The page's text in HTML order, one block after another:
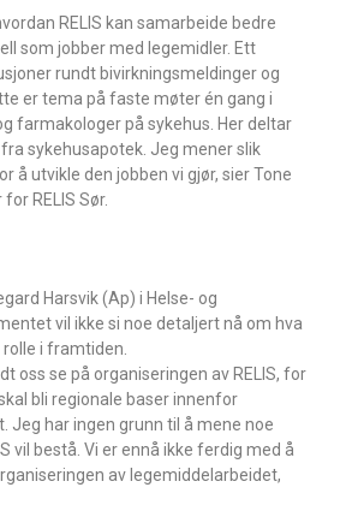
RELIS kan samarbeide bedre
som jobber med legemidler. Ett
rundt bivirkningsmeldinger og
er tema på faste møter én gang i
farmakologer på sykehus. Her deltar
sykehusapotek. Jeg mener slik
å utvikle den jobben vi gjør, sier Tone
RELIS Sør.
Harsvik (Ap) i Helse- og
vil ikke si noe detaljert nå om hva
rolle i framtiden.
oss se på organiseringen av RELIS, for
bli regionale baser innenfor
Jeg har ingen grunn til å mene noe
vil bestå. Vi er ennå ikke ferdig med å
av legemiddelarbeidet,